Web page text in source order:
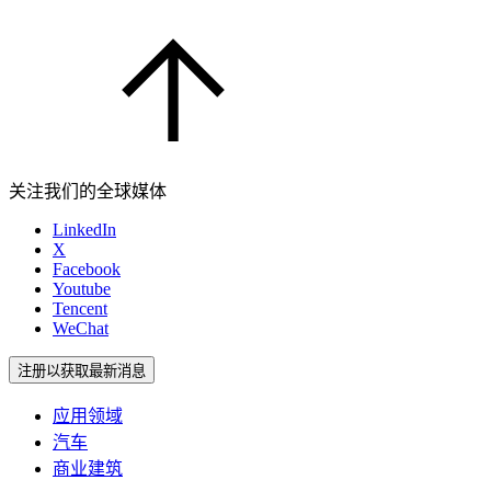
关注我们的全球媒体
LinkedIn
X
Facebook
Youtube
Tencent
WeChat
注册以获取最新消息
应用领域
汽车
商业建筑